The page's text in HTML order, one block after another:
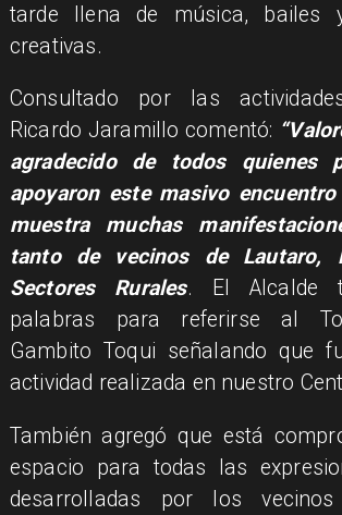
tarde llena de música, bailes
creativas.
Consultado por las
Ricardo Jaramillo comentó:
agradecido de todos quienes
apoyaron este masivo
muestra muchas
tanto de vecinos de Lautaro,
Sectores Rurales. El Alcalde
palabras para referirse al
Gambito Toqui señalando que
actividad realizada en nuestro
También agregó que está
espacio para todas las
desarrolladas por los